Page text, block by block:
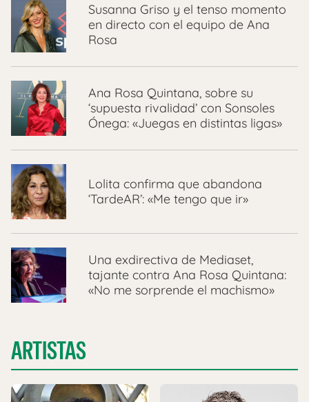
Susanna Griso y el tenso momento
en directo con el equipo de Ana
Rosa
Ana Rosa Quintana, sobre su
‘supuesta rivalidad’ con Sonsoles
Ónega: «Juegas en distintas ligas»
Lolita confirma que abandona
‘TardeAR’: «Me tengo que ir»
Una exdirectiva de Mediaset,
tajante contra Ana Rosa Quintana:
«No me sorprende el machismo»
ARTISTAS